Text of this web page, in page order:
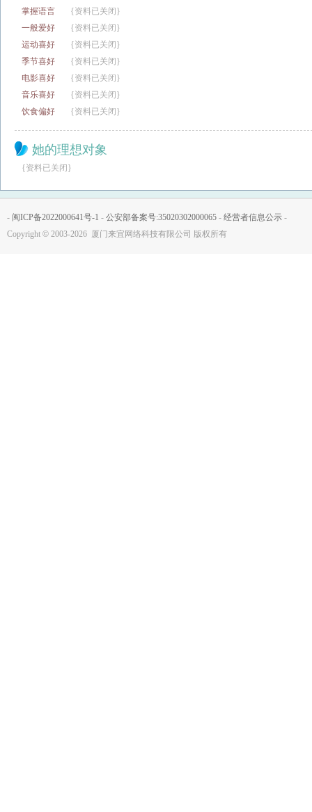
掌握语言
{资料已关闭}
一般爱好
{资料已关闭}
运动喜好
{资料已关闭}
季节喜好
{资料已关闭}
电影喜好
{资料已关闭}
音乐喜好
{资料已关闭}
饮食偏好
{资料已关闭}
她的理想对象
{资料已关闭}
- 闽ICP备2022000641号-1 - 公安部备案号:35020302000065 - 经营者信息公示 -
Copyright © 2003-2026 厦门来宜网络科技有限公司 版权所有